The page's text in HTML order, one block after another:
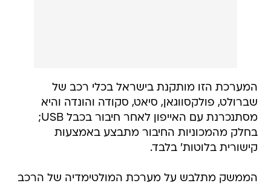
המערכת הזו מותקנת בישראל בכלי רכב של
שברולט, פולקסווגאן, סיאט, סקודה והונדה והיא
מסתנכרנת עם האייפון לאחר חיבור בכבל USB;
בחלק מהמכוניות החיבור מתבצע באמצעות
קישורית בלוטות' בלבד.
הממשק מתלבש על מערכת המולטימדיה של הרכב